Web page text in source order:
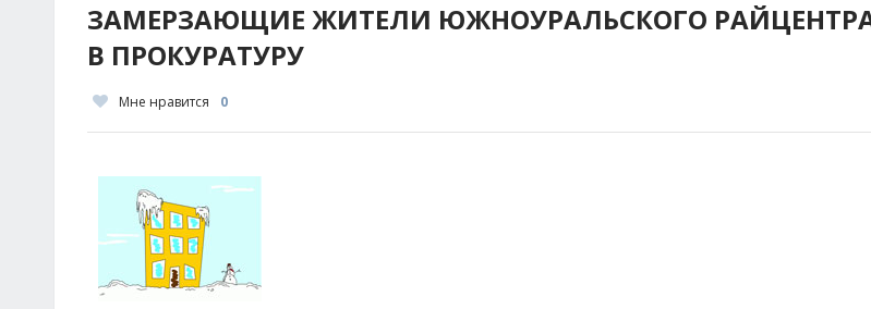
ЗАМЕРЗАЮЩИЕ ЖИТЕЛИ ЮЖНОУРАЛЬСКОГО
В ПРОКУРАТУРУ
Мне нравится 0